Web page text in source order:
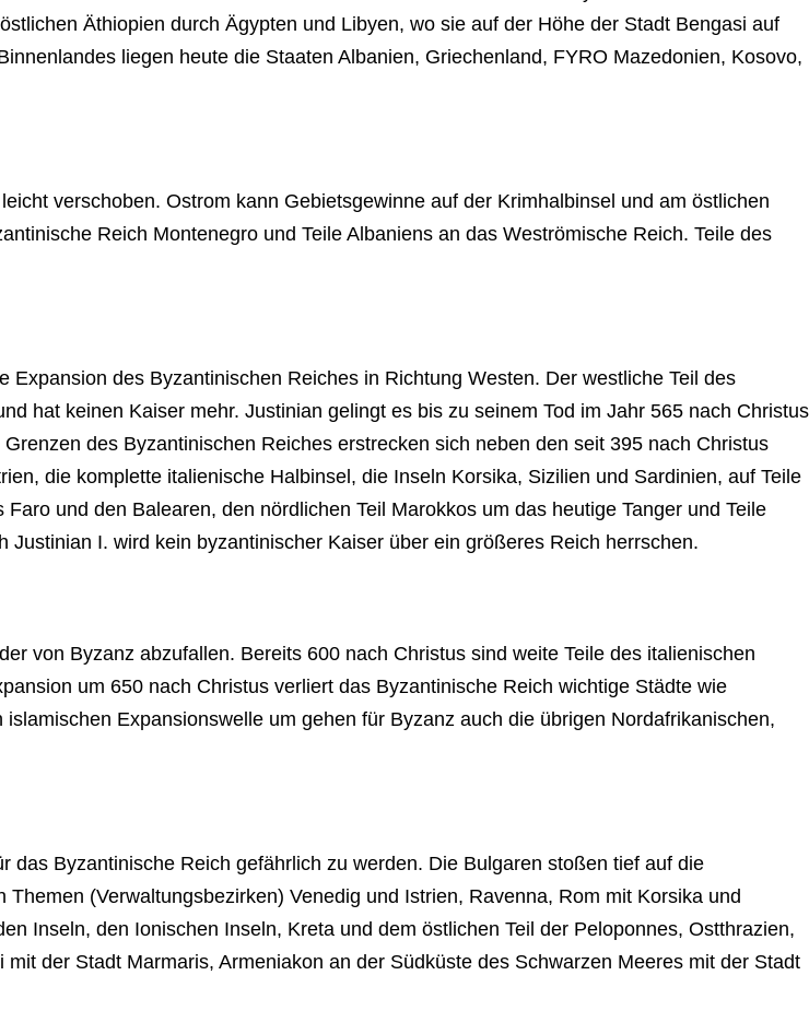
Äthiopien durch Ägypten und Libyen, wo sie auf der Höhe der Stadt Bengasi auf
liegen heute die Staaten Albanien, Griechenland, FYRO Mazedonien, Kosovo,
verschoben. Ostrom kann Gebietsgewinne auf der Krimhalbinsel und am östlichen
Reich Montenegro und Teile Albaniens an das Weströmische Reich. Teile des
des Byzantinischen Reiches in Richtung Westen. Der westliche Teil des
hat keinen Kaiser mehr. Justinian gelingt es bis zu seinem Tod im Jahr 565 nach Christus
des Byzantinischen Reiches erstrecken sich neben den seit 395 nach Christus
die komplette italienische Halbinsel, die Inseln Korsika, Sizilien und Sardinien, auf Teile
und den Balearen, den nördlichen Teil Marokkos um das heutige Tanger und Teile
I. wird kein byzantinischer Kaiser über ein größeres Reich herrschen.
von Byzanz abzufallen. Bereits 600 nach Christus sind weite Teile des italienischen
um 650 nach Christus verliert das Byzantinische Reich wichtige Städte wie
Expansionswelle um gehen für Byzanz auch die übrigen Nordafrikanischen,
Byzantinische Reich gefährlich zu werden. Die Bulgaren stoßen tief auf die
(Verwaltungsbezirken) Venedig und Istrien, Ravenna, Rom mit Korsika und
Inseln, den Ionischen Inseln, Kreta und dem östlichen Teil der Peloponnes, Ostthrazien,
der Stadt Marmaris, Armeniakon an der Südküste des Schwarzen Meeres mit der Stadt